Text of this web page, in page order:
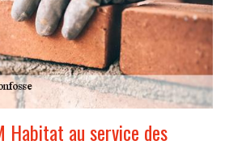
Habitat au service des